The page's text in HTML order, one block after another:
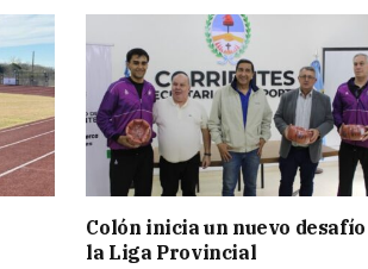
Colón inicia un nuevo
la Liga Provincial